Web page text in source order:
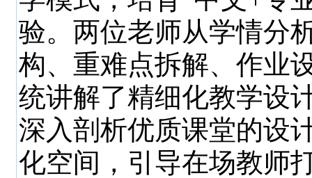
验。两位老师从学情分
构、重难点拆解、作业
统讲解了精细化教学设
深入剖析优质课堂的设
化空间，引导在场教师